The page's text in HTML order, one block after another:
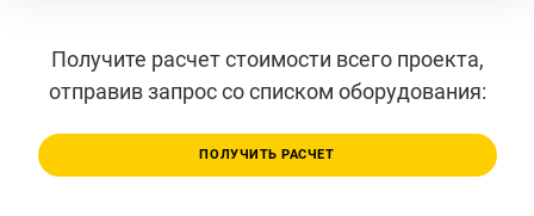
Получите расчет стоимости всего проекта,
отправив запрос со списком оборудования:
ПОЛУЧИТЬ РАСЧЕТ